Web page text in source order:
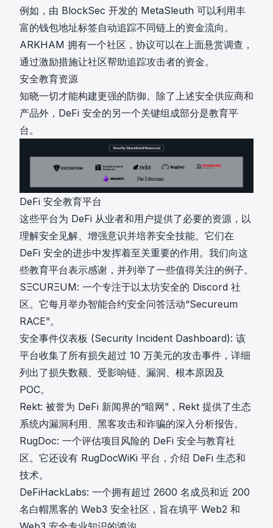
例如，由 BlockSec 开发的 MetaSleuth 可以利用丰
富的钱包地址标签自动追踪不同链上的资金流向。
ARKHAM 拥有一个社区，协议可以在上面悬赏调查，
通过激励措施让社区帮助追踪攻击者的资金。
安全教育资源
知晓一切才能构建更强的防御。除了上述安全供应商和
产品外，DeFi 安全的另一个关键组成部分是教育平
台。
DeFi 安全教育平台
这些平台为 DeFi 从业者和用户提供了必要的资源，以
理解安全见解、增强意识并培养安全技能。它们在
DeFi 安全的进步中发挥着至关重要的作用。我们向这
些教育平台表示感谢，并列举了一些值得关注的例子。
SΞCURΞUM: 一个专注于以太坊安全的 Discord 社
区。它每月举办智能合约安全问答活动“Secureum
RACE”。
安全事件仪表板 (Security Incident Dashboard): 该
平台收集了所有损失超过 10 万美元的攻击事件，详细
列出了损失数额、受影响链、漏洞、根本原因及
POC。
Rekt: 被誉为 DeFi 新闻界的“暗网”，Rekt 提供了生态
系统内漏洞利用、黑客攻击和诈骗的深入分析报告。
RugDoc: 一个评估项目风险的 DeFi 安全与教育社
区。它还设有 RugDocWiKi 平台，介绍 DeFi 生态和
技术。
DeFiHackLabs: 一个拥有超过 2600 名成员和近 200
名白帽黑客的 Web3 安全社区，旨在填平 Web2 和